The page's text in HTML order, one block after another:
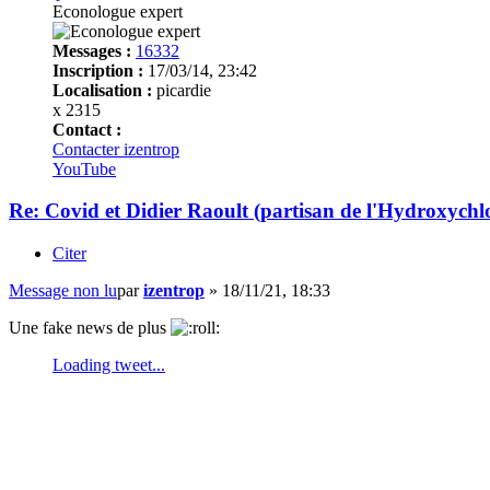
Econologue expert
Messages : 16332
Inscription : 17/03/14, 23:42
Localisation : picardie
x 2315
Contact :
Contacter izentrop
YouTube
Re: Covid et Didier Raoult (partisan de
Citer
Message non luparizentrop » 18/11/21, 18:33
Une fake news de plus